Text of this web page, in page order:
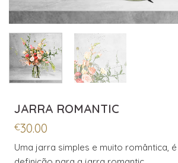
JARRA ROMANTIC
€30.00
Uma jarra simples e muito romântica,